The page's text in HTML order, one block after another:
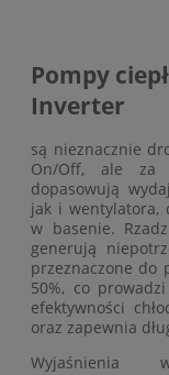
Pompy
Inverter
są nieznacznie
On/Off, ale za
dopasowują
jak i wentylatora,
w basenie.
generują
przeznaczone do
50%, co
efektywności
oraz zapewnia
Wyjaśnienia